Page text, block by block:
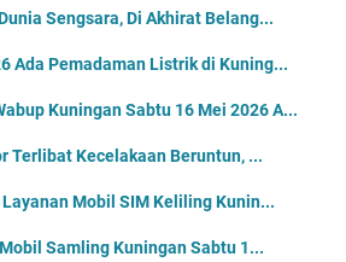
Sengsara, Di Akhirat Belang...
Ada Pemadaman Listrik di Kuning...
Kuningan Sabtu 16 Mei 2026 A...
Terlibat Kecelakaan Beruntun, ...
Mobil SIM Keliling Kunin...
Samling Kuningan Sabtu 1...